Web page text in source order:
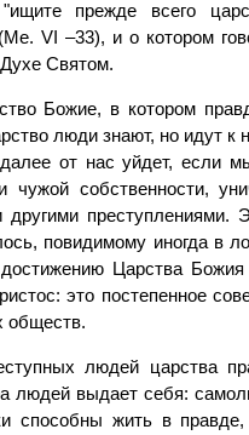
"ищите прежде всего
VI –33), и о котором
Святом.
Божие, в котором
люди знают, но идут
от нас уйдет, если
чужой собствен­ности,
другими
повидимому иногда в
Царства
это постепенное
обществ.
людей царства
людей выдает себя:
способны жить в